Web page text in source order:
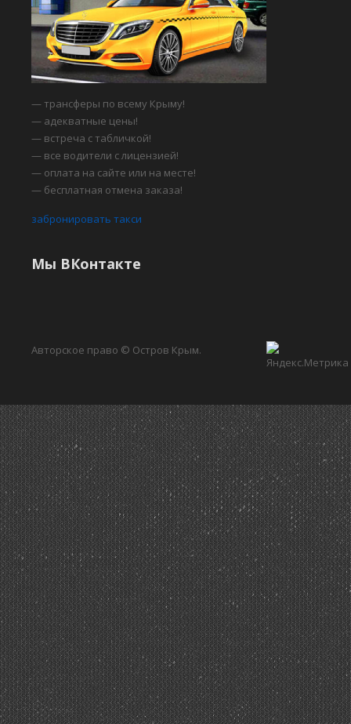
— трансферы по всему Крыму!
— адекватные цены!
— встреча с табличкой!
— все водители с лицензией!
— оплата на сайте или на месте!
— бесплатная отмена заказа!
забронировать такси
Мы ВКонтакте
Авторское право © Остров Крым.